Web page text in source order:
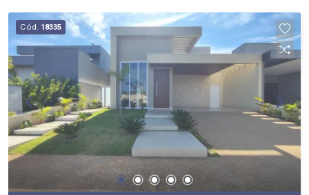
Cód. 18335